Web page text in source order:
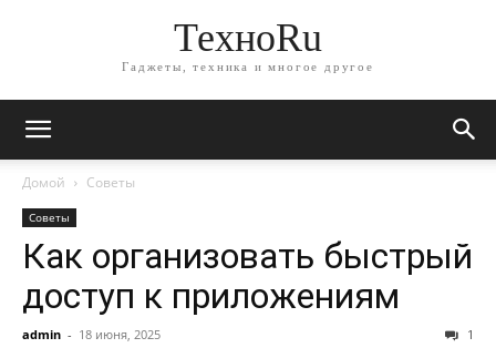
ТехноRu
Гаджеты, техника и многое другое
Домой Советы
Советы
Как организовать быстрый
доступ к приложениям
admin - 18 июня, 2025 1